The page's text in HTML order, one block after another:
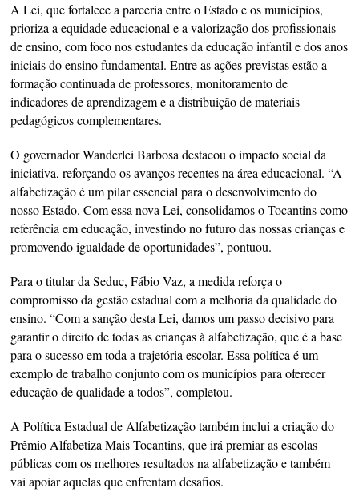
A Lei, que fortalece a parceria entre o Estado e os municípios,
prioriza a equidade educacional e a valorização dos profissionais
de ensino, com foco nos estudantes da educação infantil e dos anos
iniciais do ensino fundamental. Entre as ações previstas estão a
formação continuada de professores, monitoramento de
indicadores de aprendizagem e a distribuição de materiais
pedagógicos complementares.
O governador Wanderlei Barbosa destacou o impacto social da
iniciativa, reforçando os avanços recentes na área educacional. “A
alfabetização é um pilar essencial para o desenvolvimento do
nosso Estado. Com essa nova Lei, consolidamos o Tocantins como
referência em educação, investindo no futuro das nossas crianças e
promovendo igualdade de oportunidades”, pontuou.
Para o titular da Seduc, Fábio Vaz, a medida reforça o
compromisso da gestão estadual com a melhoria da qualidade do
ensino. “Com a sanção desta Lei, damos um passo decisivo para
garantir o direito de todas as crianças à alfabetização, que é a base
para o sucesso em toda a trajetória escolar. Essa política é um
exemplo de trabalho conjunto com os municípios para oferecer
educação de qualidade a todos”, completou.
A Política Estadual de Alfabetização também inclui a criação do
Prêmio Alfabetiza Mais Tocantins, que irá premiar as escolas
públicas com os melhores resultados na alfabetização e também
vai apoiar aquelas que enfrentam desafios.